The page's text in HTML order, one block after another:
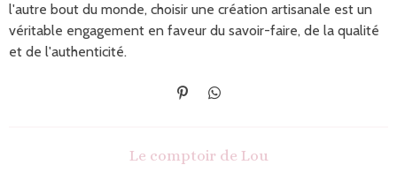
l'autre bout du monde, choisir une création artisanale est un
véritable engagement en faveur du savoir-faire, de la qualité
et de l'authenticité.
É
g
l
P
a
Le comptoir de Lou